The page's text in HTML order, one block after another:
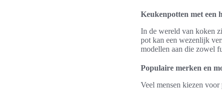
Keukenpotten met een
In de wereld van koken
pot kan een wezenlijk
modellen aan die zowel
Populaire merken en
Veel mensen kiezen voor